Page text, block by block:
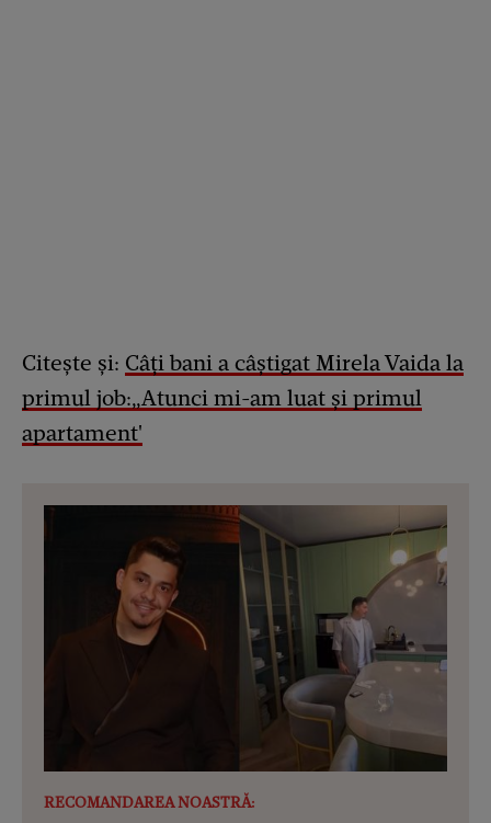
Citește și: Câți bani a câștigat Mirela Vaida la
primul job:„Atunci mi-am luat şi primul
apartament'
RECOMANDAREA NOASTRĂ: